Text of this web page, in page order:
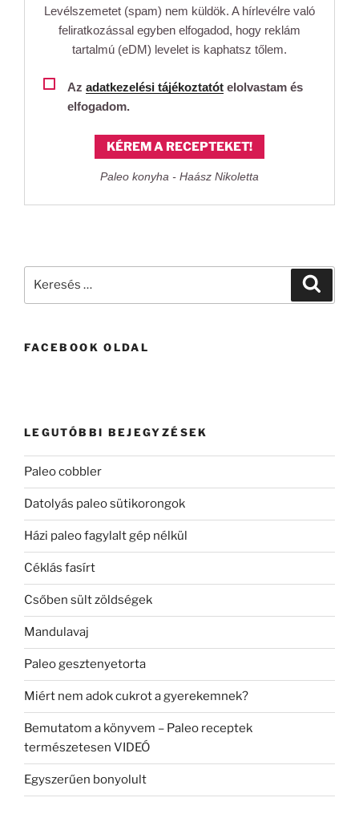
Levélszemetet (spam) nem küldök. A hírlevélre való
feliratkozással egyben elfogadod, hogy reklám
tartalmú (eDM) levelet is kaphatsz tőlem.
Az adatkezelési tájékoztatótelolvastam és
elfogadom.
KÉREM A RECEPTEKET!
Paleo konyha - Haász Nikoletta
FACEBOOK OLDAL
LEGUTÓBBI BEJEGYZÉSEK
Paleo cobbler
Datolyás paleo sütikorongok
Házi paleo fagylalt gép nélkül
Céklás fasírt
Csőben sült zöldségek
Mandulavaj
Paleo gesztenyetorta
Miért nem adok cukrot a gyerekemnek?
Bemutatom a könyvem – Paleo receptek
természetesen VIDEÓ
Egyszerűen bonyolult